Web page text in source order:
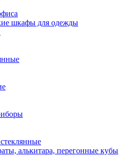
шкафы для одежды
алькитара, перегонные кубы